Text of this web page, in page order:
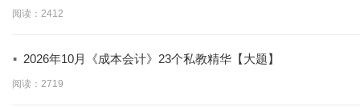
阅读：2412
· 2026年10月《成本会计》23个私教精华【大题】
阅读：2719